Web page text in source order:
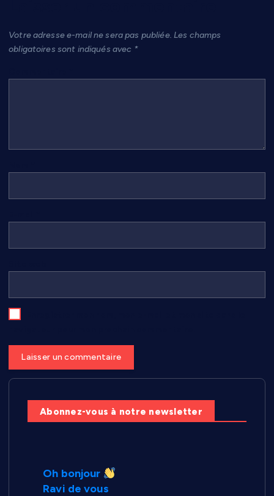
Votre adresse e-mail ne sera pas publiée. Les champs
obligatoires sont indiqués avec *
Abonnez-vous à notre newsletter
Oh bonjour
Ravi de vous